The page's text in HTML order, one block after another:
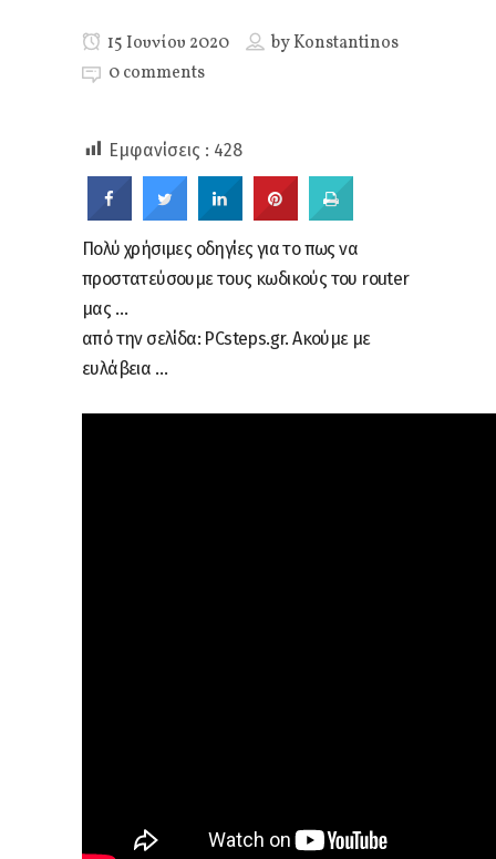
15 Ιουνίου 2020 byKonstantinos
0 comments
Εμφανίσεις : 428
Πολύ χρήσιμες οδηγίες για το πως να
προστατεύσουμε τους κωδικούς του router
μας …
από την σελίδα: PCsteps.gr. Ακούμε με
ευλάβεια …